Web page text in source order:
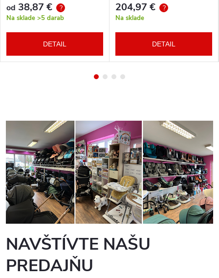
od 38,87 € ?
Na sklade >5 darab
DETAIL
204,97 € ?
Na sklade
DETAIL
NAVŠTÍVTE NAŠU
PREDAJŇU